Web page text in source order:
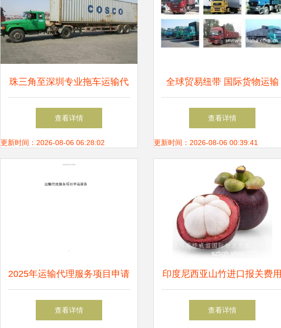
珠三角至深圳专业拖车运输代
理服务全解析
查看详情
更新时间：2026-08-06 06:28:02
全球贸易纽带 国际货物运输
报价、供应与仓储服务全解析
查看详情
更新时间：2026-08-06 00:39:41
2025年运输代理服务项目申请
报告（仓储服务专项）
查看详情
印度尼西亚山竹进口报关费用
与仓储服务全解析
查看详情